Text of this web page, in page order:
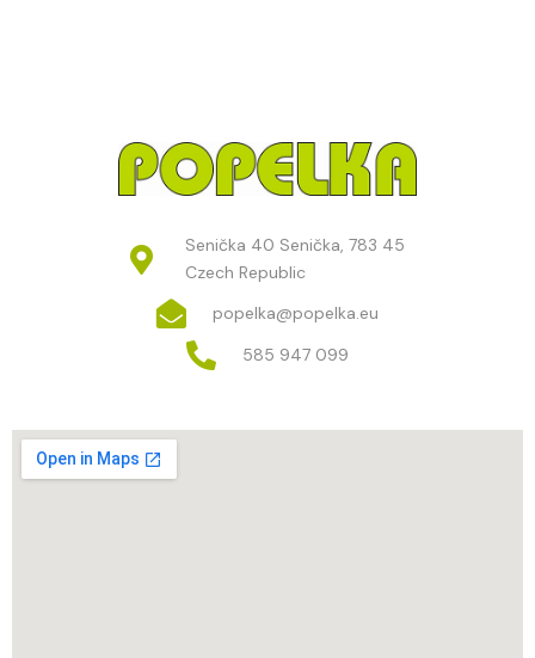
Senička 40 Senička, 783 45
Czech Republic
popelka@popelka.eu
585 947 099